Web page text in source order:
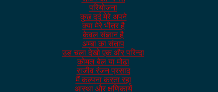
परियोजना
कुछ दर्द मेरे अपने
क्या मेरे भीतर है
केवल संज्ञान है
अम्बा का संताप
उड चला देखो एक और परिन्दा
कोमल बेल या मोढा
राजीव रंजन प्रसाद
मैं कल्पना करता रहा
आस्था और क्षणिकायें